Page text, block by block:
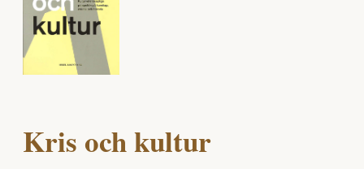
Kris och kultur